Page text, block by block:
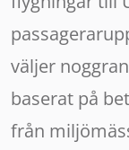
väljer
baserat på
från